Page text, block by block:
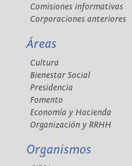
Comisiones informativas
Corporaciones anteriores
Áreas
Cultura
Bienestar Social
Presidencia
Fomento
Economía y Hacienda
Organización y RRHH
Organismos